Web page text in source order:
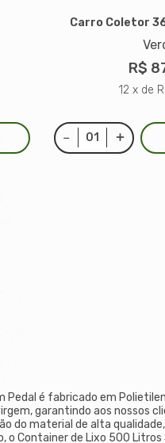
Carro Coletor
R$
12 x de
Pedal é fabricado em
garantindo aos nossos
do material de alta
Container de Lixo 500 Litros